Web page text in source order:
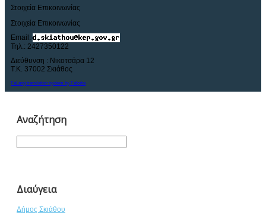
Στοιχεία Επικοινωνίας
Στοιχεία Επικοινωνίας
Email:
Τηλ.: 2427350122
Διεύθυνση : Νικοτσάρα 12
Τ.Κ. 37002 Σκιάθος
FaLang translation system by Faboba
Αναζήτηση
Διαύγεια
Δήμος Σκιάθου